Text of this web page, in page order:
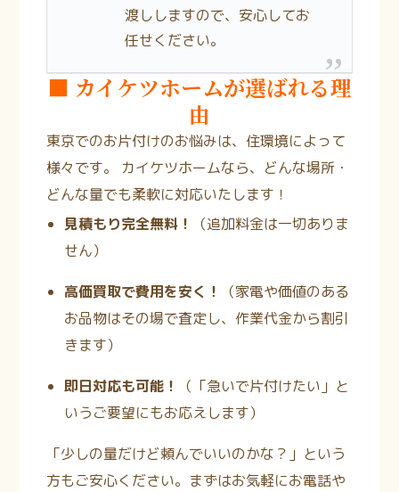
渡ししますので、安心してお
任せください。
■ カイケツホームが選ばれる理
由
東京でのお片付けのお悩みは、住環境によって
様々です。 カイケツホームなら、どんな場所・
どんな量でも柔軟に対応いたします！
見積もり完全無料！
（追加料金は一切ありま
せん）
高価買取で費用を安く！
（家電や価値のある
お品物はその場で査定し、作業代金から割引
きます）
即日対応も可能！
（「急いで片付けたい」と
いうご要望にもお応えします）
「少しの量だけど頼んでいいのかな？」という
方もご安心ください。まずはお気軽にお電話や